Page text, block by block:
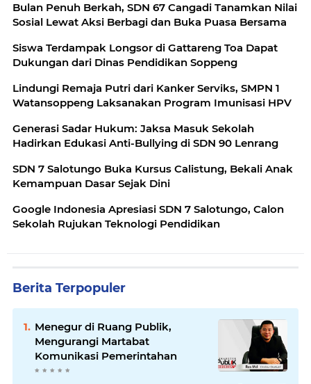
Bulan Penuh Berkah, SDN 67 Cangadi Tanamkan Nilai
Sosial Lewat Aksi Berbagi dan Buka Puasa Bersama
Siswa Terdampak Longsor di Gattareng Toa Dapat
Dukungan dari Dinas Pendidikan Soppeng
Lindungi Remaja Putri dari Kanker Serviks, SMPN 1
Watansoppeng Laksanakan Program Imunisasi HPV
Generasi Sadar Hukum: Jaksa Masuk Sekolah
Hadirkan Edukasi Anti-Bullying di SDN 90 Lenrang
SDN 7 Salotungo Buka Kursus Calistung, Bekali Anak
Kemampuan Dasar Sejak Dini
Google Indonesia Apresiasi SDN 7 Salotungo, Calon
Sekolah Rujukan Teknologi Pendidikan
Berita Terpopuler
Menegur di Ruang Publik,
Mengurangi Martabat
Komunikasi Pemerintahan